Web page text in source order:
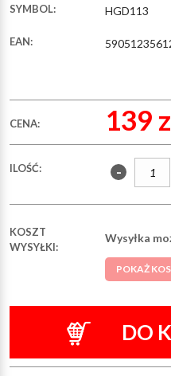
SYMBOL: HGD113
EAN:
CENA: 139
ILOŚĆ: -
KOSZT
WYSYŁKI:
Wysyłka
POKAŻ
DO